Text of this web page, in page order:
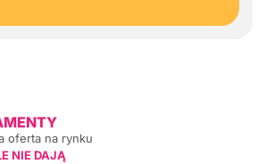
oferta na rynku
NIE DAJĄ